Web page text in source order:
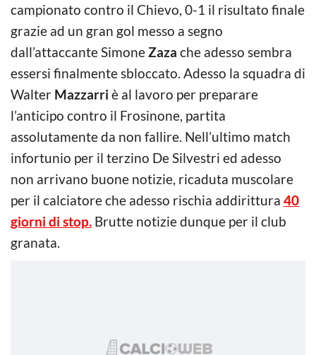
campionato contro il Chievo, 0-1 il risultato finale
grazie ad un gran gol messo a segno
dall’attaccante SimoneZaza che adesso sembra
essersi finalmente sbloccato. Adesso la squadra di
Walter Mazzarri è al lavoro per preparare
l’anticipo contro il Frosinone, partita
assolutamente da non fallire. Nell’ultimo match
infortunio per il terzino De Silvestri ed adesso
non arrivano buone notizie, ricaduta muscolare
per il calciatore che adesso rischia addirittura 40
giorni di stop. Brutte notizie dunque per il club
granata.